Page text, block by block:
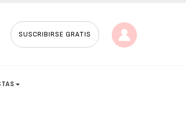
SUSCRIBIRSE GRATIS